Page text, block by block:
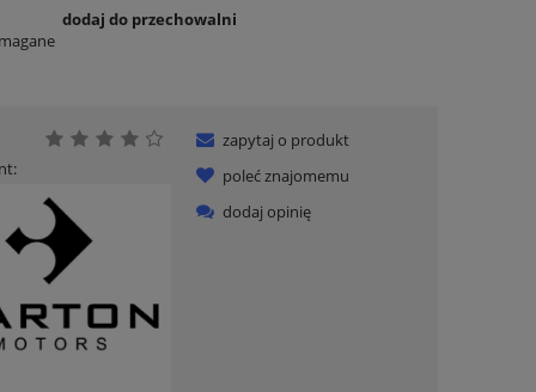
dodaj do przechowalni
zapytaj o produkt
poleć znajomemu
dodaj opinię